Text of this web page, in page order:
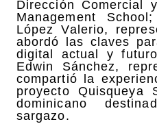
Dirección Comercial
Management
López Valerio,
abordó las claves
digital actual y
Edwin Sánchez,
compartió la
proyecto Quisqueya
dominicano
sargazo.